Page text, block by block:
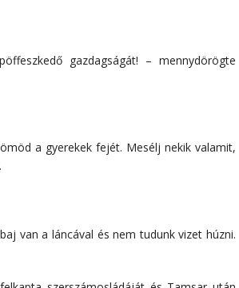
gazdagságát! – mennydörögte
a gyerekek fejét. Mesélj nekik valamit,
van a láncával és nem tudunk vizet húzni.